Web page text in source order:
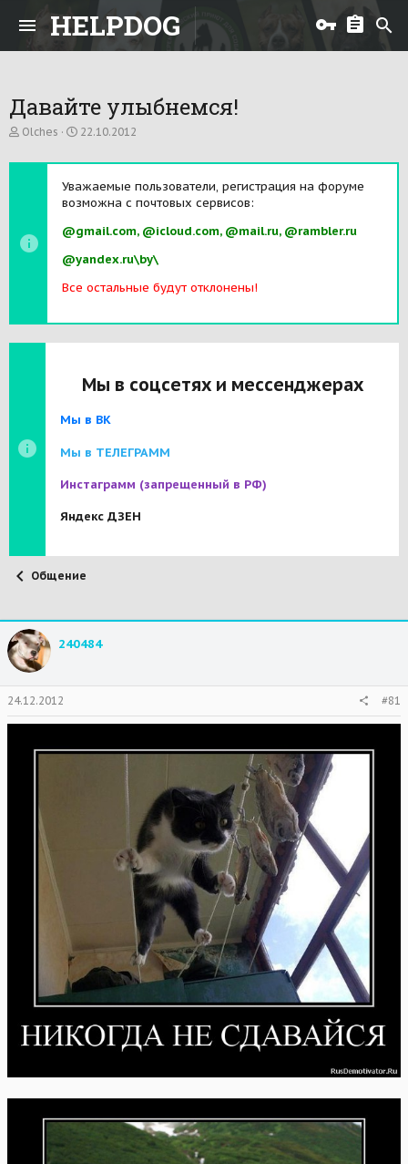
HELPDOG
Давайте улыбнемся!
А
т
м
ы
Olches
Д
т
н
а
а
а
22.10.2012
Уважаемые пользователи, регистрация на форуме
возможна с почтовых сервисов:
@gmail.com, @icloud.com, @mail.ru, @rambler.ru
@yandex.ru\by\
Все остальные будут отклонены!
Мы в соцсетях и мессенджерах
Мы в ВК
Мы в ТЕЛЕГРАММ
Инстаграмм (запрещенный в РФ)
Яндекс ДЗЕН
Общение
240484
24.12.2012 #81